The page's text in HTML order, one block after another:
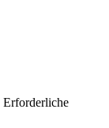
Erforderliche